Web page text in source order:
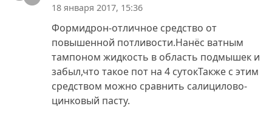
18 января 2017, 15:36
Формидрон-отличное средство от
повышенной потливости.Нанёс ватным
тампоном жидкость в область подмышек и
забыл,что такое пот на 4 сутокТакже с этим
средством можно сравнить салицилово-
цинковый пасту.